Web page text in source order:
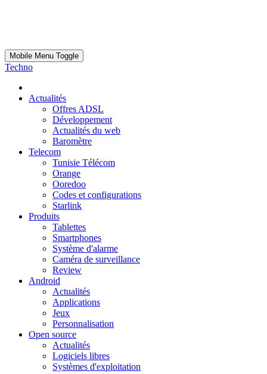
Mobile Menu Toggle
Techno
Actualités
Offres ADSL
Développement
Actualités du web
Baromètre
Telecom
Tunisie Télécom
Orange
Ooredoo
Codes et configurations
Starlink
Produits
Tablettes
Smartphones
Système d'alarme
Caméra de surveillance
Review
Android
Actualités
Applications
Jeux
Personnalisation
Open source
Actualités
Logiciels libres
Systèmes d'exploitation